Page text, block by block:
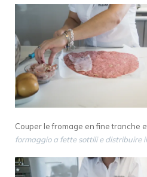
Couper le fromage en fine tranche
formaggio a fette sottili e distribuire